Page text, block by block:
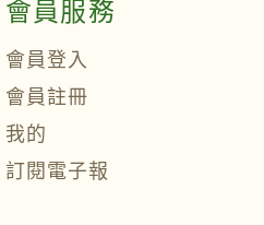
會員服務
會員登入
會員註冊
我的
訂閱電子報